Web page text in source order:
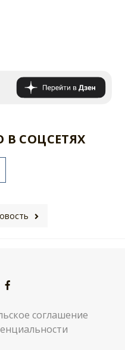
СОЦСЕТЯХ
соглашение